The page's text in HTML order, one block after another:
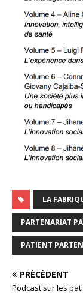
LA
PARTENARIAT
PATIENT
PRÉCÉDENT
Podcast sur les